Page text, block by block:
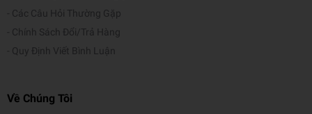
Các Câu Hỏi Thường Gặp
Chính Sách Đổi/Trả Hàng
Quy Định Viết Bình Luận
Về Chúng Tôi